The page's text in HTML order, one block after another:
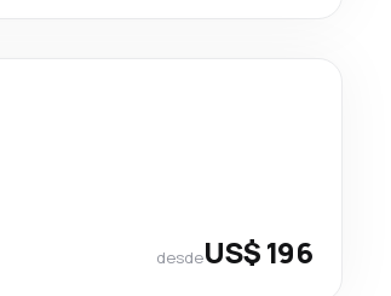
desdeUS$ 196